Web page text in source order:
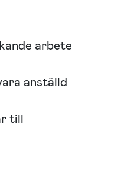
arbete
anställd
till